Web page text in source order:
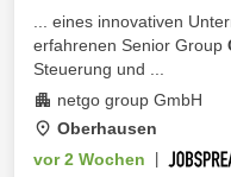
... eines innovativen
erfahrenen Senior Group
Steuerung und ...
netgo group GmbH
Oberhausen
vor 2 Wochen